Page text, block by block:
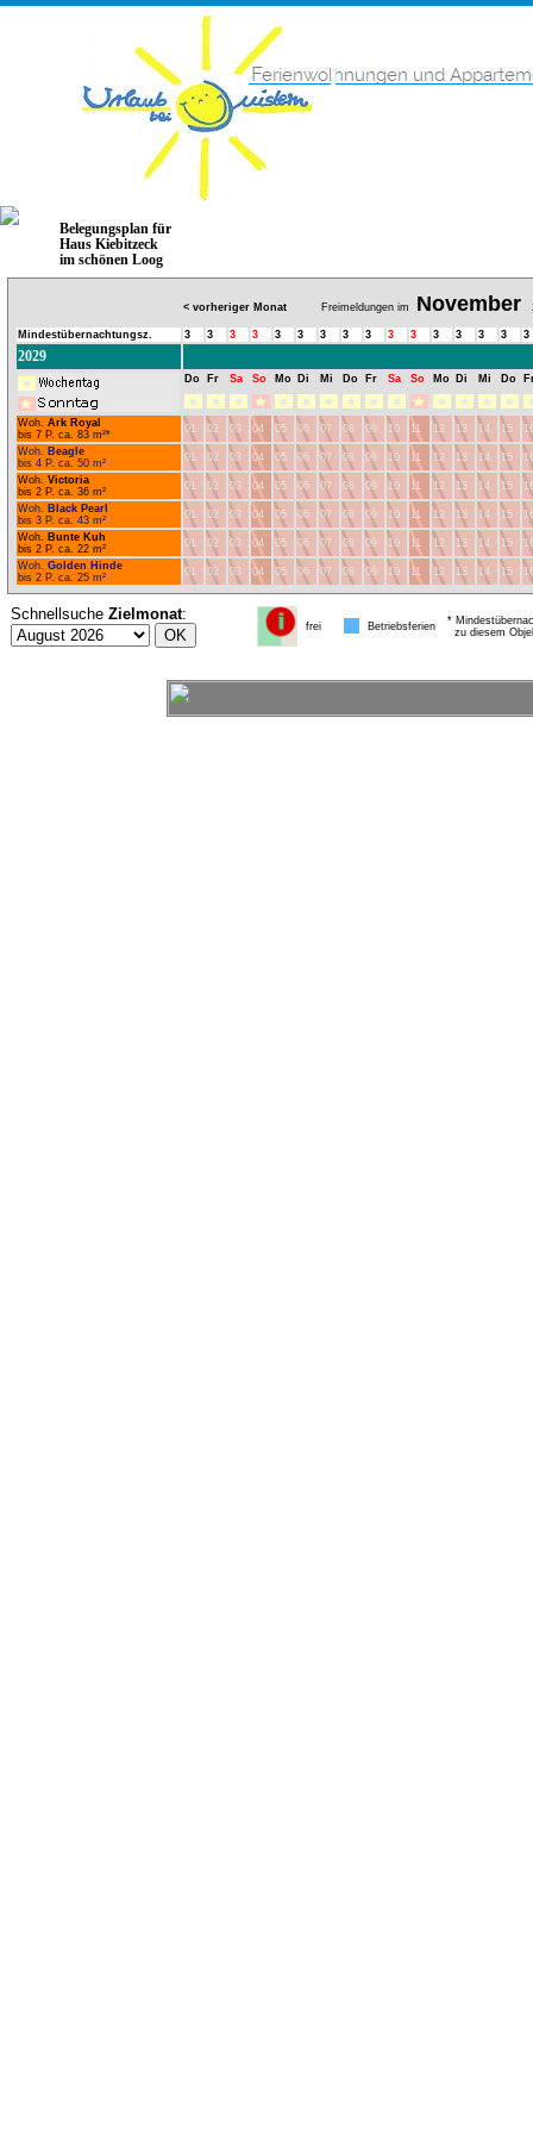
Belegungsplan für
Haus Kiebitzeck
im schönen Loog
< vorheriger Monat Freimeldungen im November
Mindestübernachtungsz. 3 3 3 3 3 3 3 3 3 3 3 3 3 3 3 3
2029
Do Fr Sa So Mo Di Mi Do Fr Sa So Mo Di Mi Do
Woh. Ark Royal
bis 7 P. ca. 83 m²*
01 02 03 04 05 06 07 08 09 10 11 12 13 14 15
Woh. Beagle
bis 4 P. ca. 50 m²
01 02 03 04 05 06 07 08 09 10 11 12 13 14 15
Woh. Victoria
bis 2 P. ca. 36 m²
01 02 03 04 05 06 07 08 09 10 11 12 13 14 15
Woh. Black Pearl
bis 3 P. ca. 43 m²
01 02 03 04 05 06 07 08 09 10 11 12 13 14 15
Woh. Bunte Kuh
bis 2 P. ca. 22 m²
01 02 03 04 05 06 07 08 09 10 11 12 13 14 15
Woh. Golden Hinde
bis 2 P. ca. 25 m²
01 02 03 04 05 06 07 08 09 10 11 12 13 14 15
Schnellsuche Zielmonat:
frei Betriebsferien
*
zu diesem